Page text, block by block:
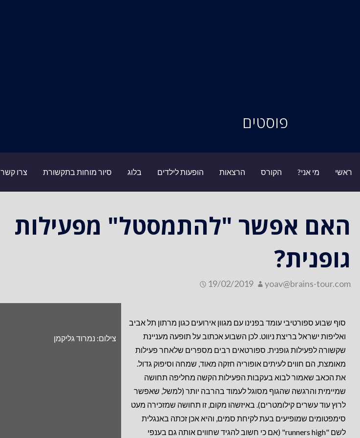
פוסטים
ראשי מי אני? הקורס הרצאות הופעות לילדים בלוג סיור מוחות בתקשורת צרו קשר
האם אפשר "להתמסטל" מפעילות
גופנית?
19/02/2019 yoav@brains-tour.com
סוף שבוע ספורטיבי עומד בפנינו עם מגוון אירועים כגון מרתון תל אביב
ואליפות ישראל בריצת ניווט. לכן השבוע אכתוב על תופעה מעניינת
שקשורה לפעילות גופנית. ספורטאים רבים מספרים שלאחר פעילות
מאומצת, הם חווים לעיתים אופוריה חזקה מאוד, שמחה וסיפוק גדול.
את הכאב שאמור לבוא בעקבות הפעילות הקשה מחליפה תחושה
שמיימית והרגשה שהגוף מסוגל לעמוד בהרבה יותר (למשל, שאפשר
לרוץ עוד עשרים קילומטרים). באיזשהו מקום, זו תחושה שמזכירה מעט
סימפטומים שמופיעים בעת לקיחת סמים, והיא אכן זכתה באנגלית
לשם "runners high" (אם כי חשוב להגיד שחווים אותה גם בענפי
צילום: נמרוד גליקמן